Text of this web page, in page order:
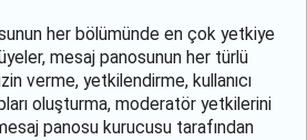
her bölümünde en çok yetkiye
mesaj panosunun her türlü
verme, yetkilendirme, kullanıcı
oluşturma, moderatör yetkilerini
panosu kurucusu tarafından